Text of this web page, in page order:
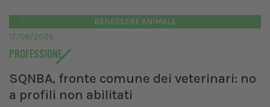
BENESSERE ANIMALE
17/06/2026
PROFESSIONE
SQNBA, fronte comune dei veterinari: no
a profili non abilitati